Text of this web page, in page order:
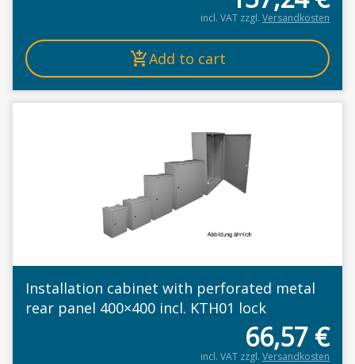
incl. VAT zzgl. Versandkosten
Add to cart
Installation cabinet with perforated metal
rear panel 400×400 incl. KTH01 lock
66,57 €
incl. VAT zzgl. Versandkosten